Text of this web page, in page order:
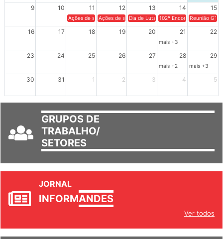
9 10 11 12 13 14 15
Ações de solidariedade a Cuba no Rio Grande do Sul - 100
Ações de solidariedade a Cuba no Rio Grande do
Dia de Luta em Defesa de Cuba e da
102º Encontro da
Reunião
16 17 18 19 20 21 22
mais +3
23 24 25 26 27 28 29
mais +2 mais +3
30 31 1 2 3 4 5
GRUPOS DE
TRABALHO/
SETORES
JORNAL
INFORMANDES
Ver todos